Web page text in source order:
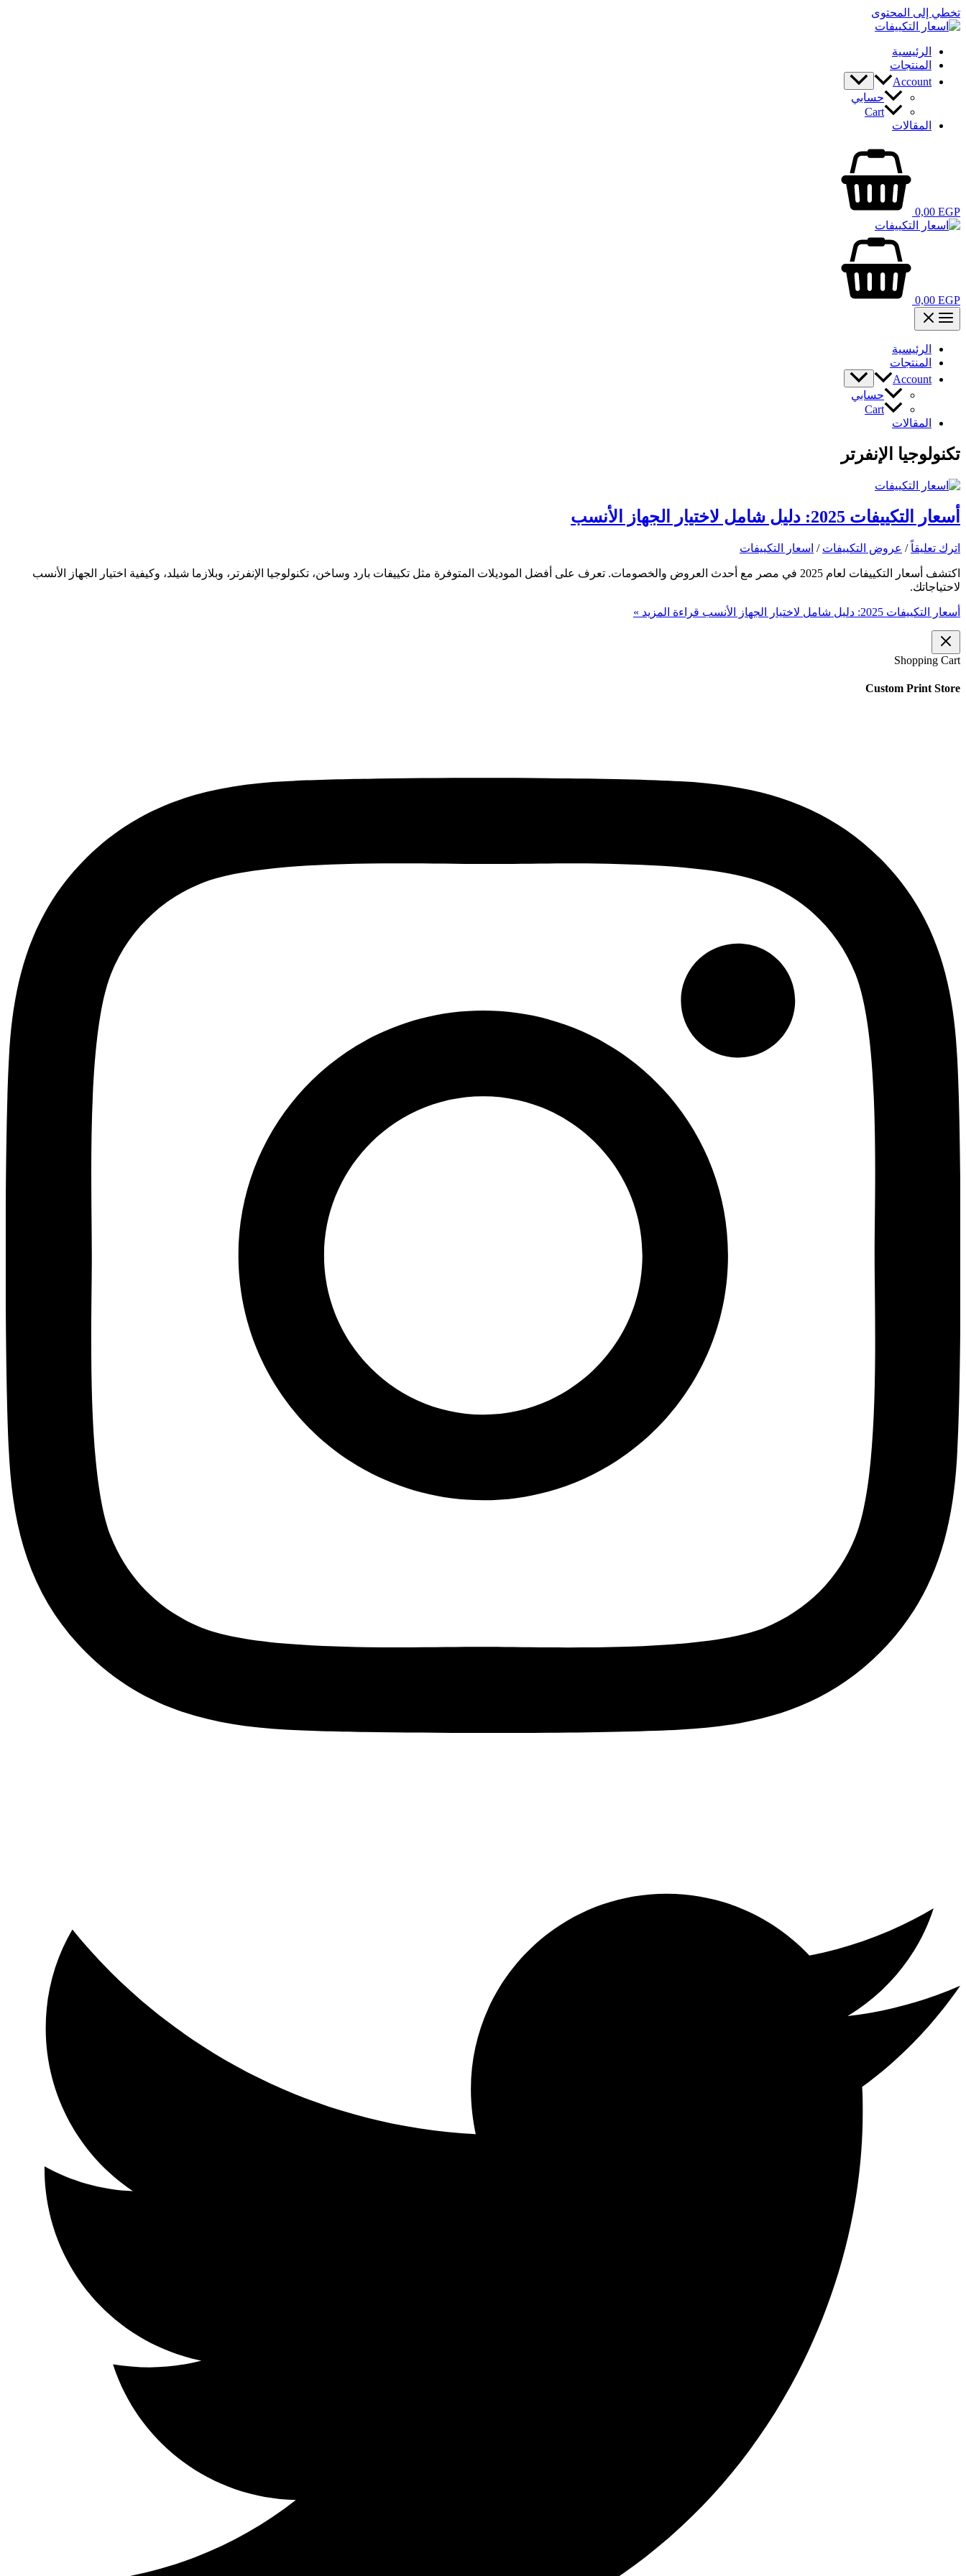
تخطي إلى المحتوى
الرئيسية
المنتجات
Account
حسابي
Cart
المقالات
0,00 EGP
0,00 EGP
الرئيسية
المنتجات
Account
حسابي
Cart
المقالات
تكنولوجيا الإنفرتر
أسعار التكييفات 2025: دليل شامل لاختيار الجهاز الأنسب
اترك تعليقاً / عروض التكييفات / اسعار التكييفات
اكتشف أسعار التكييفات لعام 2025 في مصر مع أحدث العروض والخصومات. تعرف على أفضل الموديلات المتوفرة مثل تكييفات بارد وساخن، تكنولوجيا الإنفرتر، وبلازما شيلد، وكيفية اختيار الجهاز الأنسب
لاحتياجاتك.
أسعار التكييفات 2025: دليل شامل لاختيار الجهاز الأنسب قراءة المزيد »
Shopping Cart
Custom Print Store